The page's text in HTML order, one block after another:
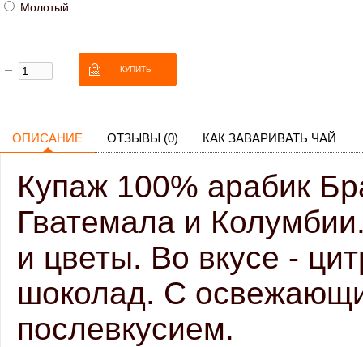
Молотый
ОПИСАНИЕ ОТЗЫВЫ (0) КАК ЗАВАРИВАТЬ ЧАЙ
Купаж 100% арабик
Гватемала и
и цветы. Во вкусе -
шоколад. С
послевкусием.